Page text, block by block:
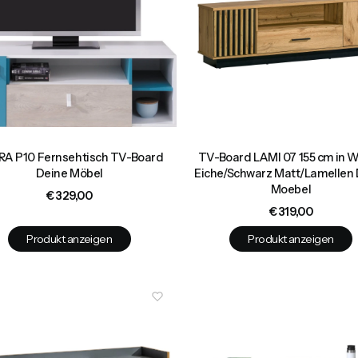
P10 Fernsehtisch TV-Board
Deine Möbel
Preis
€ 329,00
Produkt anzeigen
TV-Board LAMI 07 155 cm in
Eiche/Schwarz Matt/Lamellen
Moebel
Preis
€ 319,00
Produkt anzeigen